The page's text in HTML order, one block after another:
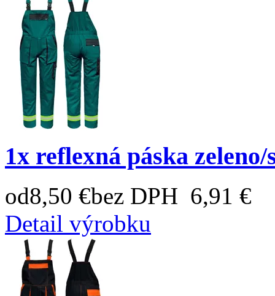
1x reflexná páska
od8,50 €bez DPH 6,91 €
Detail výrobku